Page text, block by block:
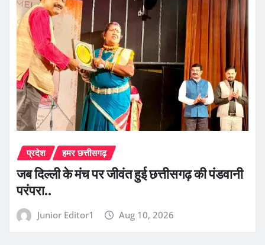
प्रदेश हमर छत्तीसगढ़
जब दिल्ली के मंच पर जीवंत हुई छत्तीसगढ़ की पंडवानी
परंपरा..
Junior Editor1 Aug 10, 2026